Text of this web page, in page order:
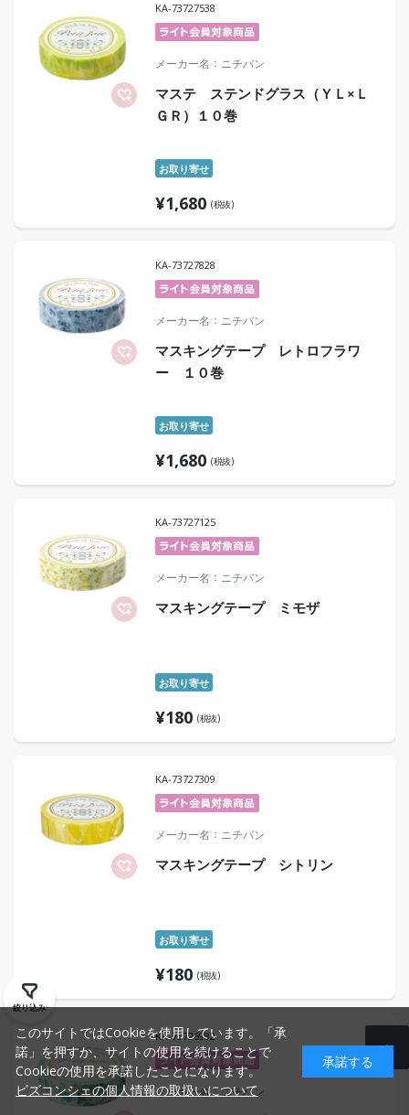
KA-73727538
メーカー名 ニチバン
マステ ステンドグラス（ＹＬ×Ｌ
ＧＲ）１０巻
お取り寄せ
¥1,680 (税抜)
KA-73727828
メーカー名 ニチバン
マスキングテープ レトロフラワ
ー １０巻
お取り寄せ
¥1,680 (税抜)
KA-73727125
メーカー名 ニチバン
マスキングテープ ミモザ
お取り寄せ
¥180 (税抜)
KA-73727309
メーカー名 ニチバン
マスキングテープ シトリン
お取り寄せ
¥180 (税抜)
KA-73726982
メーカー名 ニチバン
絞り込み
このサイトではCookieを使用しています。「承
諾」を押すか、サイトの使用を続けることで
Cookieの使用を承諾したことになります。
ビズコンシェの個人情報の取扱いについて
承諾する